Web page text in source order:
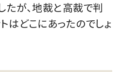
たが、地裁と高裁で判
はどこにあったのでしょ